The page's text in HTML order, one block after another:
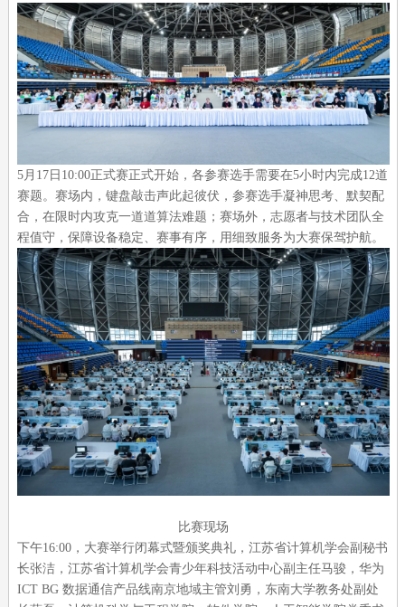
5月17日10:00正式赛正式开始，各参赛选手需要在5小时内完成12道
赛题。赛场内，键盘敲击声此起彼伏，参赛选手凝神思考、默契配
合，在限时内攻克一道道算法难题；赛场外，志愿者与技术团队全
程值守，保障设备稳定、赛事有序，用细致服务为大赛保驾护航。
比赛现场
下午16:00，大赛举行闭幕式暨颁奖典礼，江苏省计算机学会副秘书
长张洁，江苏省计算机学会青少年科技活动中心副主任马骏，华为
ICT BG 数据通信产品线南京地域主管刘勇，东南大学教务处副处